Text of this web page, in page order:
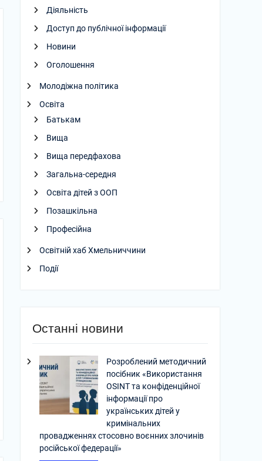
Діяльність
Доступ до публічної інформації
Новини
Оголошення
Молодіжна політика
Освіта
Батькам
Вища
Вища передфахова
Загальна-середня
Освіта дітей з ООП
Позашкільна
Професійна
Освітній хаб Хмельниччини
Події
Останні новини
Розроблений методичний
посібник «Використання
OSINT та конфіденційної
інформації про
українських дітей у
кримінальних
провадженнях стосовно воєнних злочинів
російської федерації»